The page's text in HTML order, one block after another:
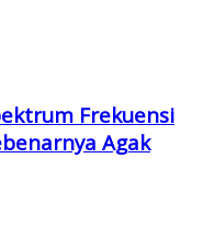
Frekuensi
Agak